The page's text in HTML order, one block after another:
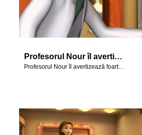
Profesorul Nour îl avertizează foarte serios pe Cristi.
Profesorul Nour îl avertizează foarte serios pe Cristi.